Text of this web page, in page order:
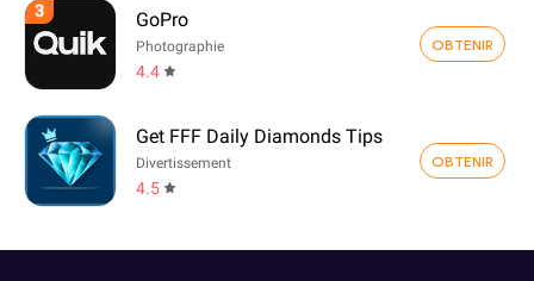
3 GoPro
Photographie
4.4
OBTENIR
Get FFF Daily Diamonds Tips
Divertissement
4.5
OBTENIR